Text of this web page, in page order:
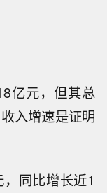
亿元，但其总
入增速是证明
同比增长近1